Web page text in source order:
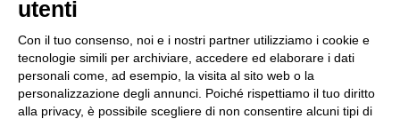
Calcola
utenti
Con il tuo consenso, noi e i nostri partner utilizziamo i cookie e
tecnologie simili per archiviare, accedere ed elaborare i dati
personali come, ad esempio, la visita al sito web o la
personalizzazione degli annunci. Poiché rispettiamo il tuo diritto
alla privacy, è possibile scegliere di non consentire alcuni tipi di